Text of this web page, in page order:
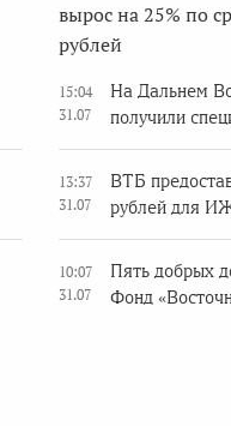
вырос на 25% по
рублей
15:04
31.07
На Дальнем
получили
13:37
31.07
ВТБ
рублей для
10:07
31.07
Пять добрых
Фонд